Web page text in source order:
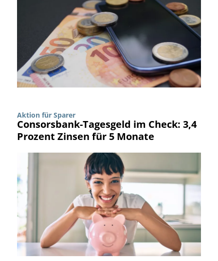
Aktion für Sparer
Consorsbank-Tagesgeld im Check: 3,4
Prozent Zinsen für 5 Monate